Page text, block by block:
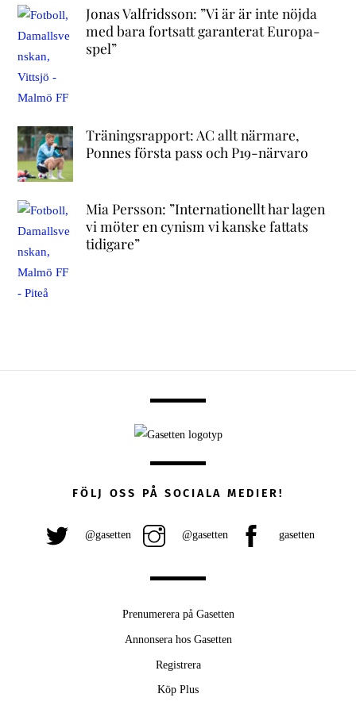
Jonas Valfridsson: ”Vi är är inte nöjda
med bara fortsatt garanterat Europa-
spel”
Träningsrapport: AC allt närmare,
Ponnes första pass och P19-närvaro
Mia Persson: ”Internationellt har lagen
vi möter en cynism vi kanske fattats
tidigare”
FÖLJ OSS PÅ SOCIALA MEDIER!
@gasetten @gasetten gasetten
Prenumerera på Gasetten
Annonsera hos Gasetten
Registrera
Köp Plus